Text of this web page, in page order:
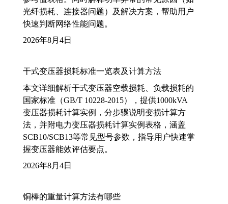
光纤损耗、连接器问题）及解决方案，帮助用户
快速判断网络性能问题。
2026年8月4日
干式变压器损耗标准一览表及计算方法
本文详细解析干式变压器空载损耗、负载损耗的
国家标准（GB/T 10228-2015），提供1000kVA
变压器损耗计算实例，分步骤说明变损计算方
法，并附电力变压器损耗计算实例表格，涵盖
SCB10/SCB13等常见型号参数，指导用户快速掌
握变压器能效评估要点。
2026年8月4日
铜棒的重量计算方法有哪些